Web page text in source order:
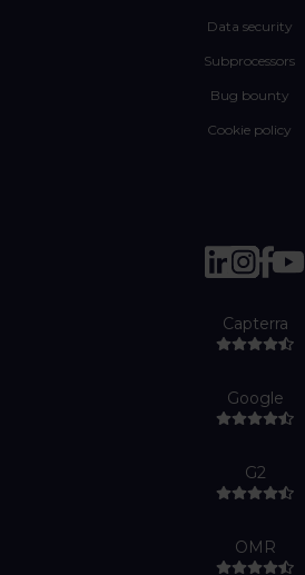
Data security
Subprocessors
Bug bounty
Cookie policy
Capterra
Google
G2
OMR